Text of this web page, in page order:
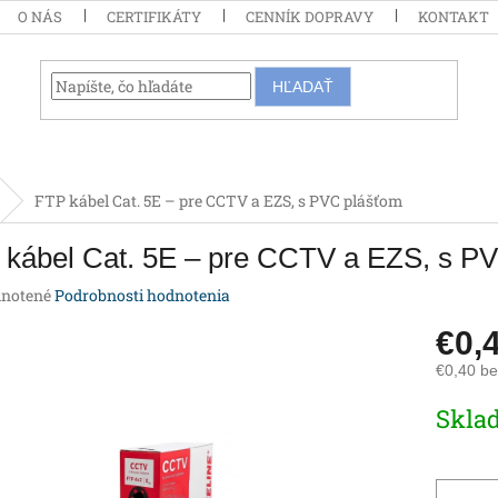
O NÁS CERTIFIKÁTY CENNÍK DOPRAVY KONTAKT
HĽADAŤ
FTP kábel Cat. 5E – pre CCTV a EZS, s PVC plášťom
kábel Cat. 5E – pre CCTV a EZS, s
Podrobnosti hodnotenia
€0,40
cena: